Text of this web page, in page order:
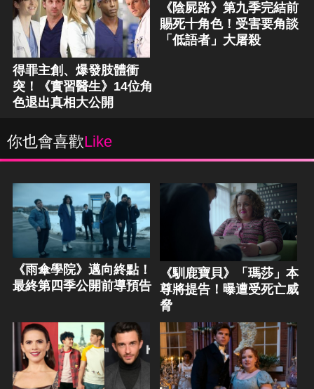
得罪主創、爆發肢體衝
突！《實習醫生》14位角
色退出真相大公開
《陰屍路》第九季完結前
賜死十角色！受害要角談
「低語者」大屠殺
你也會喜歡Like
《雨傘學院》邁向終點！
最終第四季公開前導預告
《馴鹿寶貝》「瑪莎」本
尊將提告！曝遭受死亡威
脅